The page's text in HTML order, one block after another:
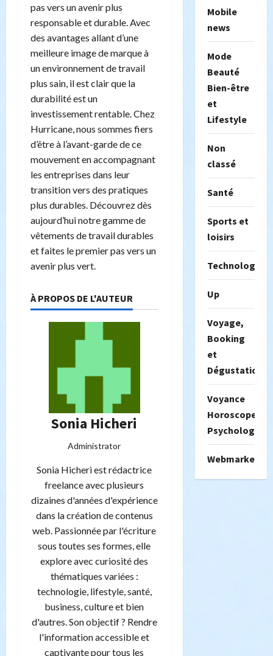
pas vers un avenir plus
responsable et durable. Avec
des avantages allant d’une
meilleure image de marque à
un environnement de travail
plus sain, il est clair que la
durabilité est un
investissement rentable. Chez
Hurricane, nous sommes fiers
d’être à l’avant-garde de ce
mouvement en accompagnant
les entreprises dans leur
transition vers des pratiques
plus durables. Découvrez dès
aujourd’hui notre gamme de
vêtements de travail durables
et faites le premier pas vers un
avenir plus vert.
À PROPOS DE L'AUTEUR
Sonia Hicheri
Administrator
Sonia Hicheri est rédactrice
freelance avec plusieurs
dizaines d'années d'expérience
dans la création de contenus
web. Passionnée par l'écriture
sous toutes ses formes, elle
explore avec curiosité des
thématiques variées :
technologie, lifestyle, santé,
business, culture et bien
d'autres. Son objectif ? Rendre
l'information accessible et
captivante pour tous les
Mobile
news
Mode
Beauté
Bien-être
et
Lifestyle
Non
classé
Santé
Sports et
loisirs
Technologie
Up
Voyage,
Booking
et
Dégustation
Voyance
Horoscope
Psychologie
Webmarketing